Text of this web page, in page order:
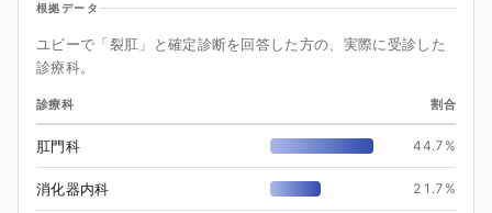
根拠データ
ユビーで「裂肛」と確定診断を回答した方の、実際に受診した
診療科。
診療科 割合
肛門科 44.7 %
消化器内科 21.7 %